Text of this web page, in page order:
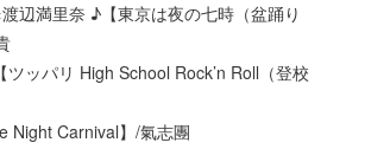
辺満里奈 ♪【東京は夜の七時（盆踊り
ッパリ High School Rock’n Roll（登校
Night Carnival】/氣志團